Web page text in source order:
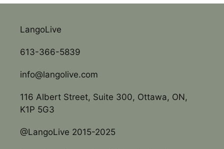
LangoLive
613-366-5839
info@langolive.com
116 Albert Street, Suite 300, Ottawa, ON,
K1P 5G3
@LangoLive 2015-2025